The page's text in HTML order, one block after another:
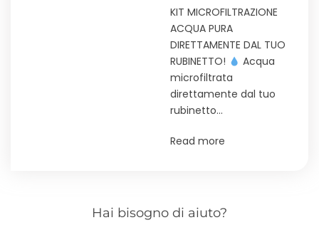
KIT MICROFILTRAZIONE
ACQUA PURA
DIRETTAMENTE DAL TUO
RUBINETTO!
Acqua
microfiltrata
direttamente dal tuo
rubinetto…
Read more
Hai bisogno di aiuto?